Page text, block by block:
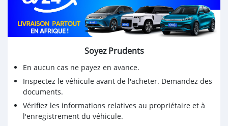
Soyez Prudents
En aucun cas ne payez en avance.
Inspectez le véhicule avant de l'acheter. Demandez des
documents.
Vérifiez les informations relatives au propriétaire et à
l'enregistrement du véhicule.